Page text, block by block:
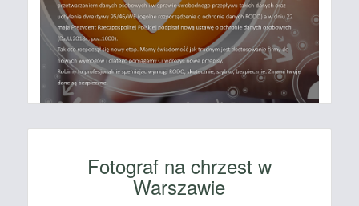
Fotograf na chrzest w
Warszawie